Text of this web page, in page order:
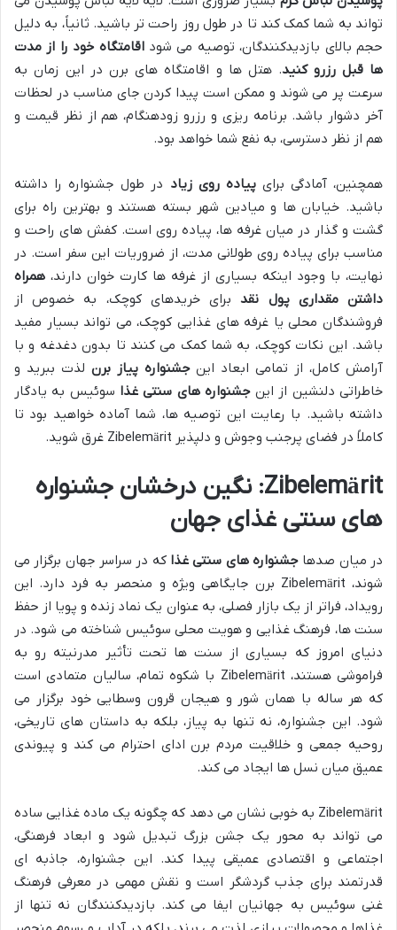
تواند به شما کمک کند تا در طول روز راحت تر باشید. ثانیاً، به دلیل
حجم بالای بازدیدکنندگان، توصیه می شوداقامتگاه خود را از مدت
ها قبل رزرو کنید. هتل ها و اقامتگاه های برن در این زمان به
سرعت پر می شوند و ممکن است پیدا کردن جای مناسب در لحظات
آخر دشوار باشد. برنامه ریزی و رزرو زودهنگام، هم از نظر قیمت و
هم از نظر دسترسی، به نفع شما خواهد بود.
همچنین، آمادگی برایپیاده روی زیاد در طول جشنواره را داشته
باشید. خیابان ها و میادین شهر بسته هستند و بهترین راه برای
گشت و گذار در میان غرفه ها، پیاده روی است. کفش های راحت و
مناسب برای پیاده روی طولانی مدت، از ضروریات این سفر است. در
نهایت، با وجود اینکه بسیاری از غرفه ها کارت خوان دارند، همراه
داشتن مقداری پول نقدبرای خریدهای کوچک، به خصوص از
فروشندگان محلی یا غرفه های غذایی کوچک، می تواند بسیار مفید
باشد. این نکات کوچک، به شما کمک می کنند تا بدون دغدغه و با
آرامش کامل، از تمامی ابعاد اینجشنواره پیاز برن لذت ببرید و
خاطراتی دلنشین از اینجشنواره های سنتی غذا سوئیس به یادگار
داشته باشید. با رعایت این توصیه ها، شما آماده خواهید بود تا
کاملاً در فضای پرجنب وجوش و دلپذیر Zibelemärit غرق شوید.
Zibelemärit: نگین درخشان جشنواره
های سنتی غذای جهان
در میان صدها جشنواره های سنتی غذا که در سراسر جهان برگزار می
شوند، Zibelemärit برن جایگاهی ویژه و منحصر به فرد دارد. این
رویداد، فراتر از یک بازار فصلی، به عنوان یک نماد زنده و پویا از حفظ
سنت ها، فرهنگ غذایی و هویت محلی سوئیس شناخته می شود. در
دنیای امروز که بسیاری از سنت ها تحت تأثیر مدرنیته رو به
فراموشی هستند، Zibelemärit با شکوه تمام، سالیان متمادی است
که هر ساله با همان شور و هیجان قرون وسطایی خود برگزار می
شود. این جشنواره، نه تنها به پیاز، بلکه به داستان های تاریخی،
روحیه جمعی و خلاقیت مردم برن ادای احترام می کند و پیوندی
عمیق میان نسل ها ایجاد می کند.
Zibelemärit به خوبی نشان می دهد که چگونه یک ماده غذایی ساده
می تواند به محور یک جشن بزرگ تبدیل شود و ابعاد فرهنگی،
اجتماعی و اقتصادی عمیقی پیدا کند. این جشنواره، جاذبه ای
قدرتمند برای جذب گردشگر است و نقش مهمی در معرفی فرهنگ
غنی سوئیس به جهانیان ایفا می کند. بازدیدکنندگان نه تنها از